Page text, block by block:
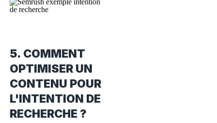
5. COMMENT
OPTIMISER UN
CONTENU POUR
L'INTENTION DE
RECHERCHE ?